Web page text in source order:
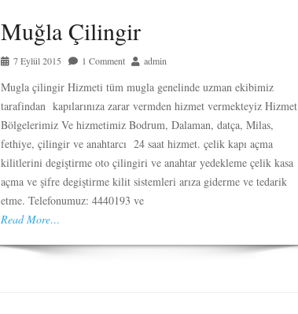
Muğla Çilingir
7 Eylül 2015 1 Comment admin
Mugla çilingir Hizmeti tüm mugla genelinde uzman ekibimiz
tarafindan kapılarınıza zarar vermden hizmet vermekteyiz Hizmet
Bölgelerimiz Ve hizmetimiz Bodrum, Dalaman, datça, Milas,
fethiye, çilingir ve anahtarcı 24 saat hizmet. çelik kapı açma
kilitlerini degiştirme oto çilingiri ve anahtar yedekleme çelik kasa
açma ve şifre degiştirme kilit sistemleri arıza giderme ve tedarik
etme. Telefonumuz: 4440193 ve
Read More…